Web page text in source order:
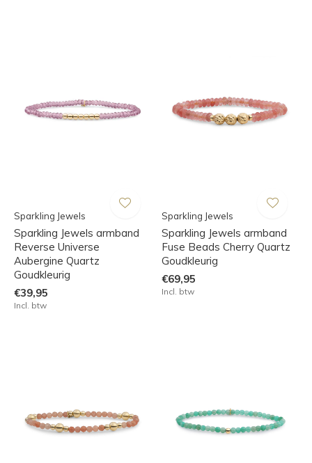
Sparkling Jewels
Sparkling Jewels armband
Reverse Universe
Aubergine Quartz
Goudkleurig
€39,95
Incl. btw
Sparkling Jewels
Sparkling Jewels armband
Fuse Beads Cherry Quartz
Goudkleurig
€69,95
Incl. btw